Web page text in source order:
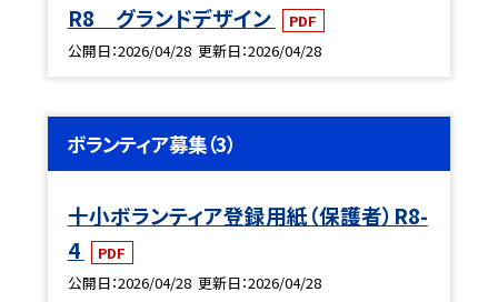
R8 グランドデザイン
PDF
公開日 2026/04/28 更新日 2026/04/28
ボランティア募集（3）
十小ボランティア登録用紙（保護者）R8-
4
PDF
公開日 2026/04/28 更新日 2026/04/28